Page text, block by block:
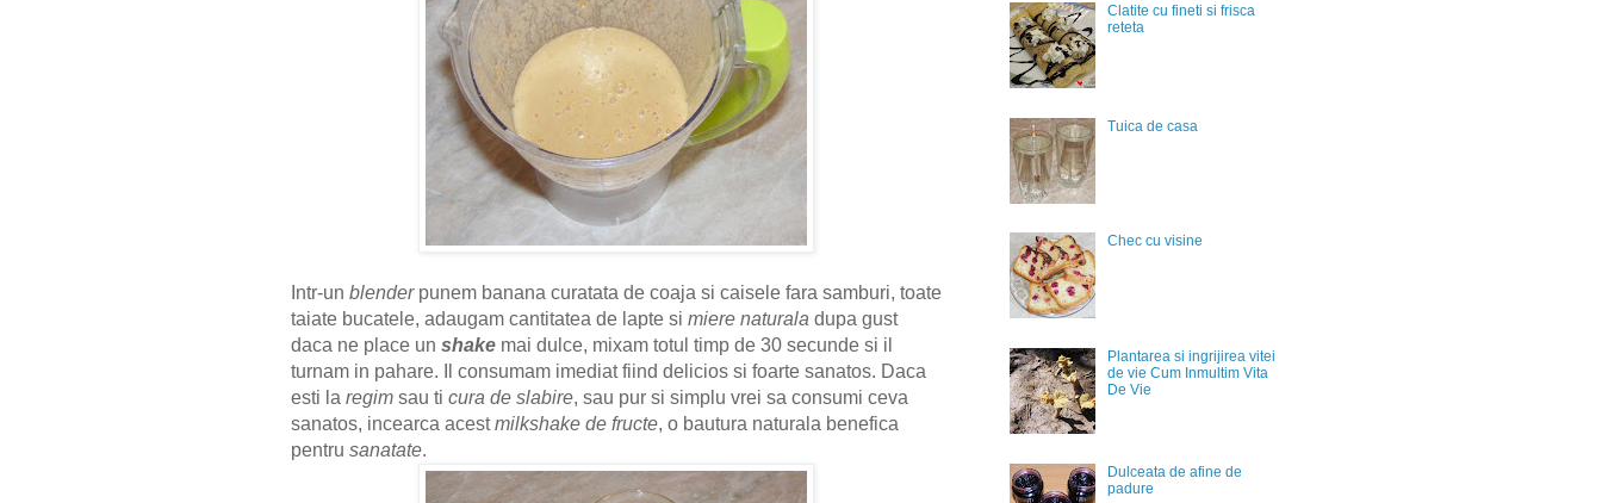
Intr-un blenderpunem banana curatata de coaja si caisele fara samburi, toate
taiate bucatele, adaugam cantitatea de lapte si miere naturala dupa gust
daca ne place un shake mai dulce, mixam totul timp de 30 secunde si il
turnam in pahare.
Il consumam imediat fiind delicios si foarte sanatos. Daca
esti la regim sau ti cura de slabire, sau pur si simplu vrei sa consumi ceva
sanatos, incearca acestmilkshake de fructe, o bautura naturala benefica
pentru sanatate.
Clatite cu fineti si frisca
reteta
Tuica de casa
Chec cu visine
Plantarea si ingrijirea vitei
de vie Cum Inmultim Vita
De Vie
Dulceata de afine de
padure